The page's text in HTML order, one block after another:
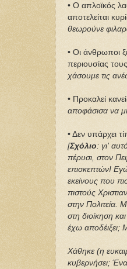
• Ο απλοϊκός
αποτελείται
θεωρούνε
• Οι άνθρωποι
περιουσίας
χάσουμε τις
• Προκαλεί
αποφάσισα να
• Δεν υπάρχει
[Σχόλιο: γι'
πέρυσι, στον
επισκεπτών!
εκείνους που
πιστούς
στην Πολιτεία.
στη διοίκηση
έχω αποδέιξει;
Χάθηκε (η
κυβερνήσει;